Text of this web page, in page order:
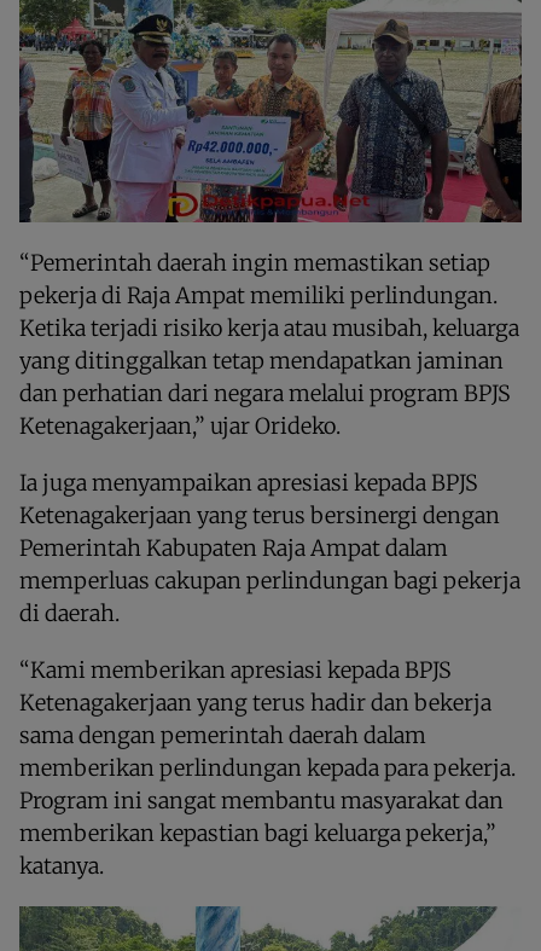
“Pemerintah daerah ingin memastikan setiap
pekerja di Raja Ampat memiliki perlindungan.
Ketika terjadi risiko kerja atau musibah, keluarga
yang ditinggalkan tetap mendapatkan jaminan
dan perhatian dari negara melalui program BPJS
Ketenagakerjaan,” ujar Orideko.
Ia juga menyampaikan apresiasi kepada BPJS
Ketenagakerjaan yang terus bersinergi dengan
Pemerintah Kabupaten Raja Ampat dalam
memperluas cakupan perlindungan bagi pekerja
di daerah.
“Kami memberikan apresiasi kepada BPJS
Ketenagakerjaan yang terus hadir dan bekerja
sama dengan pemerintah daerah dalam
memberikan perlindungan kepada para pekerja.
Program ini sangat membantu masyarakat dan
memberikan kepastian bagi keluarga pekerja,”
katanya.